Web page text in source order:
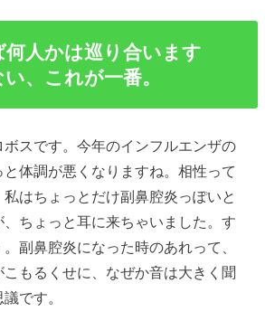
人かは巡り合います
、これが一番。
ボスです。今年のインフルエンザの
体調が悪くなりますね。相性って
はちょっとだけ副鼻腔炎っぽいと
ちょっと耳に来ちゃいました。す
副鼻腔炎になった時のあれって、
こもるくせに、なぜか音は大きく聞
です。